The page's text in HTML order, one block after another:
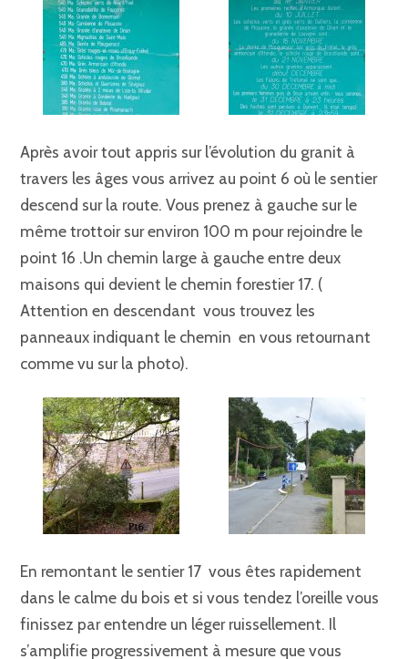
Après avoir tout appris sur l’évolution du granit à
travers les âges vous arrivez au point 6 où le sentier
descend sur la route. Vous prenez à gauche sur le
même trottoir sur environ 100 m pour rejoindre le
point 16 .Un chemin large à gauche entre deux
maisons qui devient le chemin forestier 17. (
Attention en descendant vous trouvez les
panneaux indiquant le chemin en vous retournant
comme vu sur la photo).
En remontant le sentier 17 vous êtes rapidement
dans le calme du bois et si vous tendez l’oreille vous
finissez par entendre un léger ruissellement. Il
s’amplifie progressivement à mesure que vous